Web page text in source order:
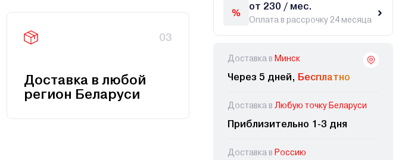
03
Доставка в любой
регион Беларуси
от 230 / мес.
Оплата в рассрочку 24 месяца
Доставка в Минск
Через 5 дней, Бесплатно
Доставка в Любую точку Беларуси
Приблизительно 1-3 дня
Доставка в Россию